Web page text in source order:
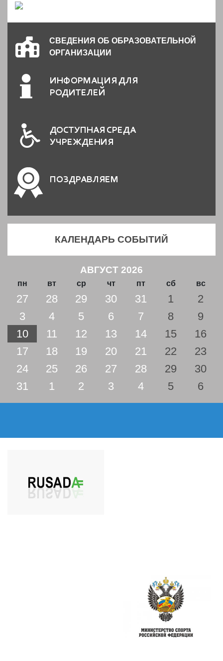
СВЕДЕНИЯ ОБ ОБРАЗОВАТЕЛЬНОЙ
ОРГАНИЗАЦИИ
ИНФОРМАЦИЯ ДЛЯ
РОДИТЕЛЕЙ
ДОСТУПНАЯ СРЕДА
УЧРЕЖДЕНИЯ
ПОЗДРАВЛЯЕМ
КАЛЕНДАРЬ СОБЫТИЙ
АВГУСТ 2026
пн вт ср чт пт сб вс
27 28 29 30 31 1
2
3
4 5 6 7 8
9
10
11 12 13 14 15
16
17
18 19 20 21 22
23
24
25 26 27 28 29
30
31
1 2 3 4 5 6